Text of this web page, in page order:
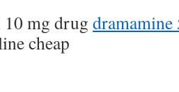
mg drug dramamine
cheap